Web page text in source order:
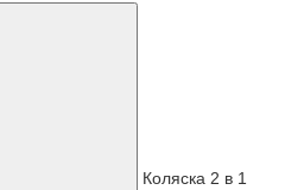
Коляска 2 в 1